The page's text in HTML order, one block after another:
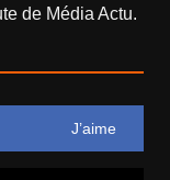
de Média Actu.
J’aime